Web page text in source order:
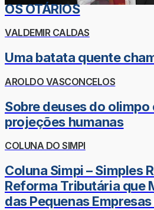
OS OTÁRIOS
VALDEMIR CALDAS
Uma batata quente
AROLDO VASCONCELOS
Sobre deuses do olimpo
projeções humanas
COLUNA DO SIMPI
Coluna Simpi – Simples
Reforma Tributária que
das Pequenas